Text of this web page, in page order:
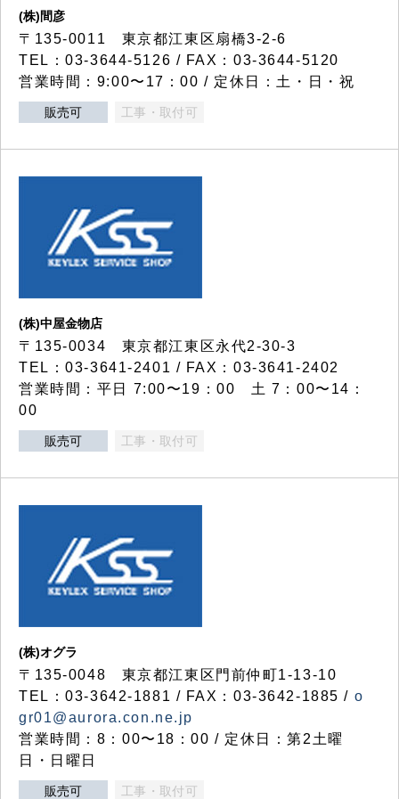
(株)間彦
〒135-0011 東京都江東区扇橋3-2-6
TEL：03-3644-5126 / FAX：03-3644-5120
営業時間：9:00〜17：00 / 定休日：土・日・祝
販売可 工事・取付可
(株)中屋金物店
〒135-0034 東京都江東区永代2-30-3
TEL：03-3641-2401 / FAX：03-3641-2402
営業時間：平日 7:00〜19：00 土 7：00〜14：
00
販売可 工事・取付可
(株)オグラ
〒135-0048 東京都江東区門前仲町1-13-10
TEL：03-3642-1881 / FAX：03-3642-1885 / o
gr01@aurora.con.ne.jp
営業時間：8：00〜18：00 / 定休日：第2土曜
日・日曜日
販売可 工事・取付可